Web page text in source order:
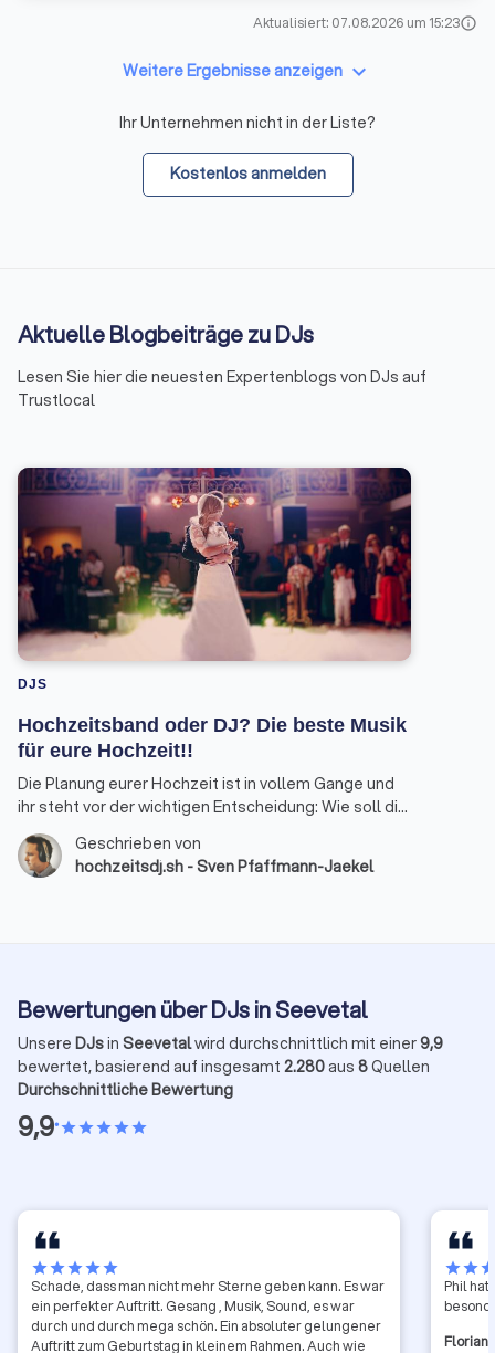
Aktualisiert: 07.08.2026 um 15:23info
Weitere Ergebnisse anzeigen keyboard_arrow_down
Ihr Unternehmen nicht in der Liste?
Kostenlos anmelden
Aktuelle Blogbeiträge zu DJs
Lesen Sie hier die neuesten Expertenblogs von DJs auf
Trustlocal
DJS
Hochzeitsband oder DJ? Die beste Musik
für eure Hochzeit!!
Die Planung eurer Hochzeit ist in vollem Gange und
ihr steht vor der wichtigen Entscheidung: Wie soll die
musikalische Untermalung eures großen Tages
aussehen? Hochzeitsband oder DJ? Als erfahrener
Hochzeits-DJ möchte ich euch mit diesem Beitrag
Geschrieben von
hochzeitsdj.sh - Sven Pfaffmann-Jaekel
Bewertungen über DJs in Seevetal
Unsere DJsin Seevetalwird durchschnittlich mit einer9,9
bewertet, basierend auf insgesamt 2.280aus 8Quellen
Durchschnittliche Bewertung
9,9•starstarstarstarstar
starstarstarstarstar
Schade, dass man nicht mehr Sterne geben kann. Es war
ein perfekter Auftritt. Gesang , Musik, Sound, es war
durch und durch mega schön. Ein absoluter gelungener
Auftritt zum Geburtstag in kleinem Rahmen. Auch wie
starstar
Phil
Florian